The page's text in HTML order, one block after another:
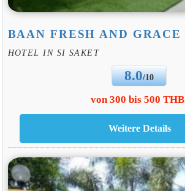
BAAN FRESH AND GRACE
HOTEL IN SI SAKET
8.0/10
von 300 bis 500 THB